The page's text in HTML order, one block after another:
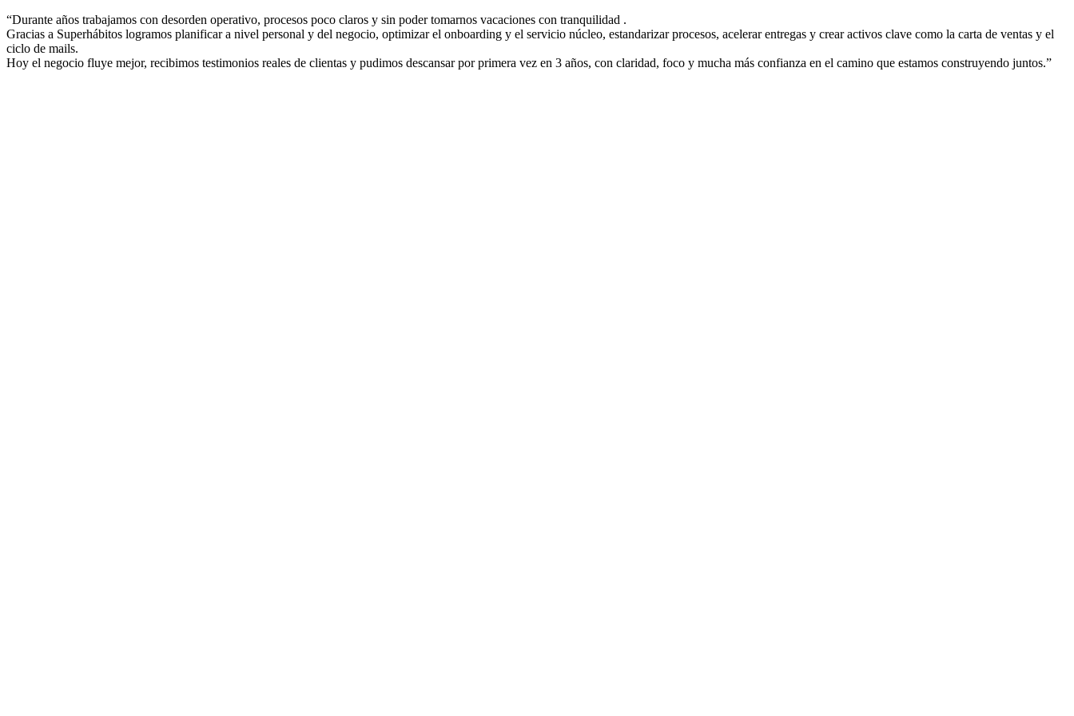
“Durante años trabajamos con desorden operativo, procesos poco claros y sin poder tomarnos vacaciones con tranquilidad .
Gracias a Superhábitos logramos planificar a nivel personal y del negocio, optimizar el onboarding y el servicio núcleo, estandarizar procesos, acelerar entregas y crear activos clave como la carta de ventas y el
ciclo de mails.
Hoy el negocio fluye mejor, recibimos testimonios reales de clientas y pudimos descansar por primera vez en 3 años, con claridad, foco y mucha más confianza en el camino que estamos construyendo juntos.”